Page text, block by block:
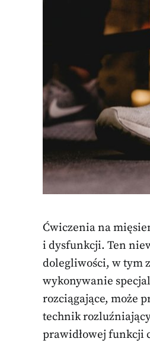
Ćwiczenia na
i dysfunkcji. Ten
dolegliwości, w tym
wykonywanie
rozciągające, może
technik
prawidłowej funkcji